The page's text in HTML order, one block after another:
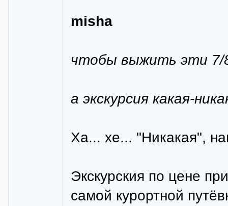
misha
чтобы выжить эти 7/
а экскурсия какая-
Ха... хе... "Никакая",
Экскурския по цене
самой курортной